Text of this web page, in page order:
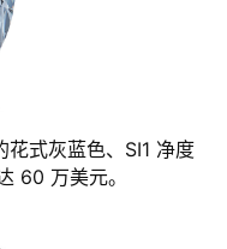
式灰蓝色、SI1 净度
60 万美元。